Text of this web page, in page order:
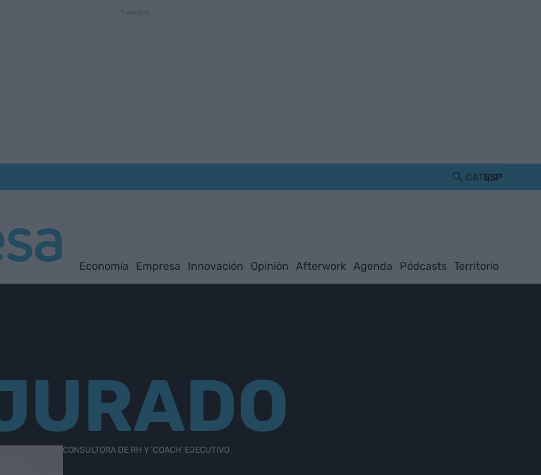
CATESP
Economía Empresa Innovación Opinión Afterwork Agenda Pódcasts Territorio
CONSULTORA DE RH Y 'COACH' EJECUTIVO